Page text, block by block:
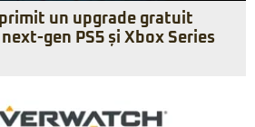
un upgrade gratuit
gen PS5 și Xbox Series